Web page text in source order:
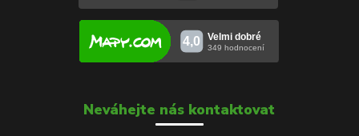
Neváhejte nás kontaktovat